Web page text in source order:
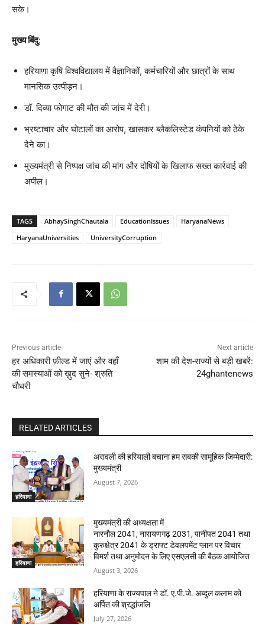
सके।
मुख्य बिंदु:
हरियाणा कृषि विश्वविद्यालय में वैज्ञानिकों, कर्मचारियों और छात्रों के साथ
मानसिक उत्पीड़न।
डॉ. दिव्या फोगाट की मौत की जांच में देरी।
भ्रष्टाचार और घोटालों का आरोप, खासकर ब्लैकलिस्टेड कंपनियों को ठेके
देने का।
मुख्यमंत्री से निष्पक्ष जांच की मांग और दोषियों के खिलाफ सख्त कार्रवाई की
अपील।
TAGS AbhaySinghChautala EducationIssues
HaryanaNews
HaryanaUniversities
UniversityCorruption
Previous article
हर अधिकारी फ़ील्ड में जाएं और वहाँ
की समस्याओं को ख़ुद सुने- श्रुति
चौधरी
Next article
शाम की देश-राज्यों से बड़ी खबरें:
24ghantenews
RELATED ARTICLES
हरियाणा
अरावली की हरियाली बचाना हम सबकी सामूहिक जिम्मेदारी:
मुख्यमंत्री
August 7, 2026
हरियाणा
मुख्यमंत्री की अध्यक्षता में
नारनौल 2041, नारायणगढ़ 2031, पानीपत 2041 तथा
कुरुक्षेत्र 2041 के ड्राफ्ट डेवलपमेंट प्लान पर विचार
विमर्श तथा अनुमोदन के लिए एसएलसी की बैठक आयोजित
August 3, 2026
हरियाणा के राज्यपाल ने डॉ. ए.पी.जे. अब्दुल कलाम को
अर्पित की श्रद्धांजलि
July 27, 2026